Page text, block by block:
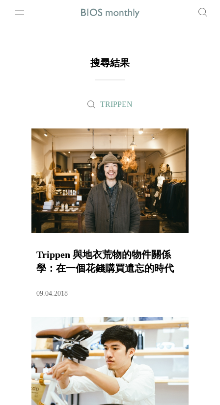
搜尋結果
TRIPPEN
Trippen 與地衣荒物的物件關係
學：在一個花錢購買遺忘的時代
09.04.2018